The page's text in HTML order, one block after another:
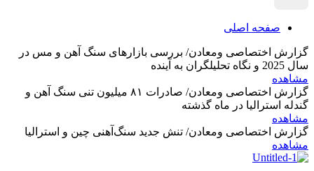
صفحه اصلی
گزارش اختصاصی ومعادن/ بررسی بازارهای سنگ آهن و مس در
سال 2025 و نگاه تحلیلگران به آینده
مشاهده
گزارش اختصاصی ومعادن/ صادرات ۸۱ میلیون تنی سنگ آهن و
گندله استرالیا در ماه گذشته
مشاهده
گزارش اختصاصی ومعادن/ تنش جدید سنگ‌آهنی چین و استرالیا
مشاهده